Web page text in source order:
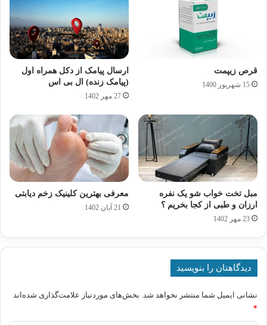
قرص زیپمت
15 شهریور 1400
ارسال پیامک از دکل همراه اول
(پیامک زنده) ال بی اس
27 مهر 1402
مبل تخت خواب شو یک نفره
ارزان و طبی از کجا بخریم ؟
23 مهر 1402
معرفی بهترین کلینیک زخم دیابتی
21 آبان 1402
دیدگاهتان را بنویسید
نشانی ایمیل شما منتشر نخواهد شد. بخش‌های موردنیاز علامت‌گذاری شده‌اند
*